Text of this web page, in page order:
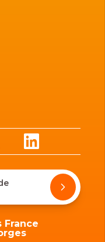
France